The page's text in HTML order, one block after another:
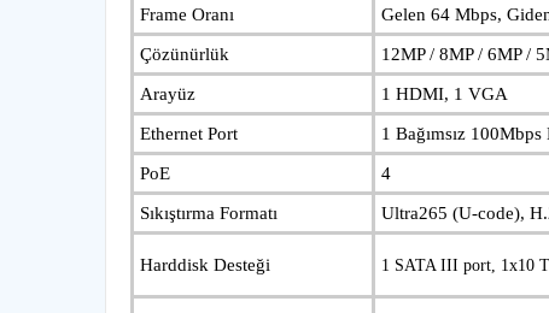
Frame Oranı Gelen 64 Mbps,
Çözünürlük 12MP / 8MP / 6MP /
Arayüz 1 HDMI, 1 VGA
Ethernet Port 1 Bağımsız
PoE 4
Sıkıştırma Formatı Ultra265 (U-code),
Harddisk Desteği 1 SATA III port, 1x10